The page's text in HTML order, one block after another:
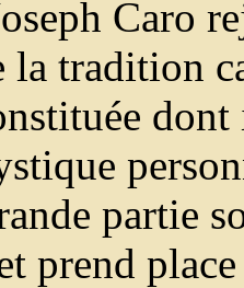
Caro
la tradition
partie
prend